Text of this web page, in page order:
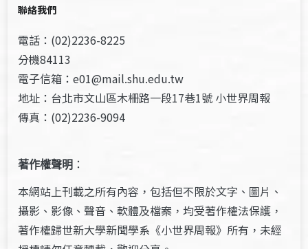
聯絡我們
電話：(02)2236-8225
分機84113
電子信箱：e01@mail.shu.edu.tw
地址：台北市文山區木柵路一段17巷1號 小世界周報
傳真：(02)2236-9094
著作權聲明 ：
本網站上刊載之所有內容，包括但不限於文字、圖片、
攝影、影像、聲音、軟體及檔案，均受著作權法保護，
著作權歸世新大學新聞學系《小世界周報》所有，未經